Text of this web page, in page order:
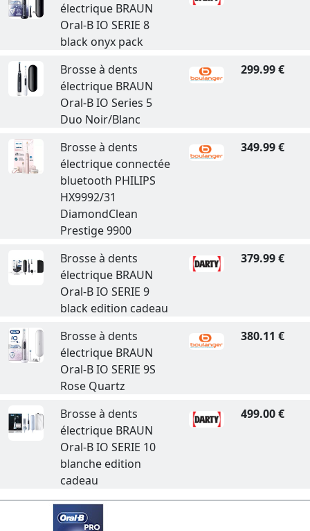
électrique BRAUN
Oral-B IO SERIE 8
black onyx pack
Brosse à dents
électrique BRAUN
Oral-B IO Series 5
Duo Noir/Blanc
299.99 €
Brosse à dents
électrique connectée
bluetooth PHILIPS
HX9992/31
DiamondClean
Prestige 9900
349.99 €
Brosse à dents
électrique BRAUN
Oral-B IO SERIE 9
black edition cadeau
379.99 €
Brosse à dents
électrique BRAUN
Oral-B IO SERIE 9S
Rose Quartz
380.11 €
Brosse à dents
électrique BRAUN
Oral-B IO SERIE 10
blanche edition
cadeau
499.00 €